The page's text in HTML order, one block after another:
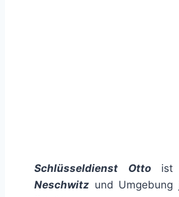
Schlüsseldienst Ottoist
Neschwitz und Umgebung